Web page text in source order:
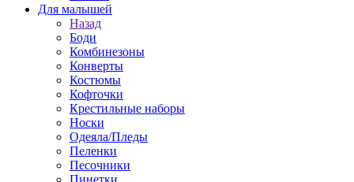
Для малышей
Назад
Боди
Комбинезоны
Конверты
Костюмы
Кофточки
Крестильные наборы
Носки
Одеяла/Пледы
Пеленки
Песочники
Пинетки